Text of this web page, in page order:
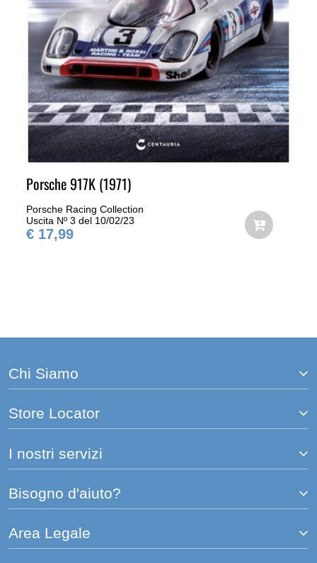
Porsche 917K (1971)
Porsche Racing Collection
Uscita Nº 3 del 10/02/23
€ 17,99
Chi Siamo
Store Locator
I nostri servizi
Bisogno d'aiuto?
Area Legale